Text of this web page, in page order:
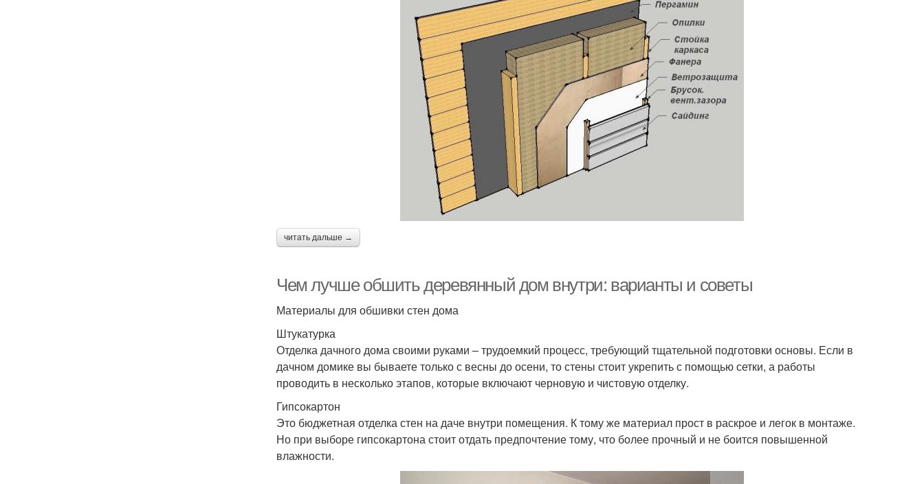
читать дальше →
Чем лучше обшить деревянный дом внутри: варианты и советы
Материалы для обшивки стен дома
Штукатурка
Отделка дачного дома своими руками – трудоемкий процесс, требующий тщательной подготовки основы. Если в
дачном домике вы бываете только с весны до осени, то стены стоит укрепить с помощью сетки, а работы
проводить в несколько этапов, которые включают черновую и чистовую отделку.
Гипсокартон
Это бюджетная отделка стен на даче внутри помещения. К тому же материал прост в раскрое и легок в монтаже.
Но при выборе гипсокартона стоит отдать предпочтение тому, что более прочный и не боится повышенной
влажности.